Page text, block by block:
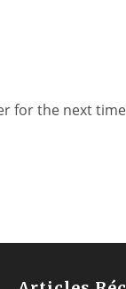
for the next